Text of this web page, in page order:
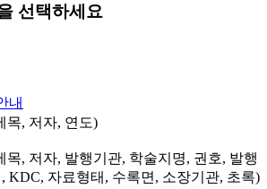
선택하세요
내
목, 저자, 연도)
목, 저자, 발행기관, 학술지명, 권호, 발행
KDC, 자료형태, 수록면, 소장기관, 초록)